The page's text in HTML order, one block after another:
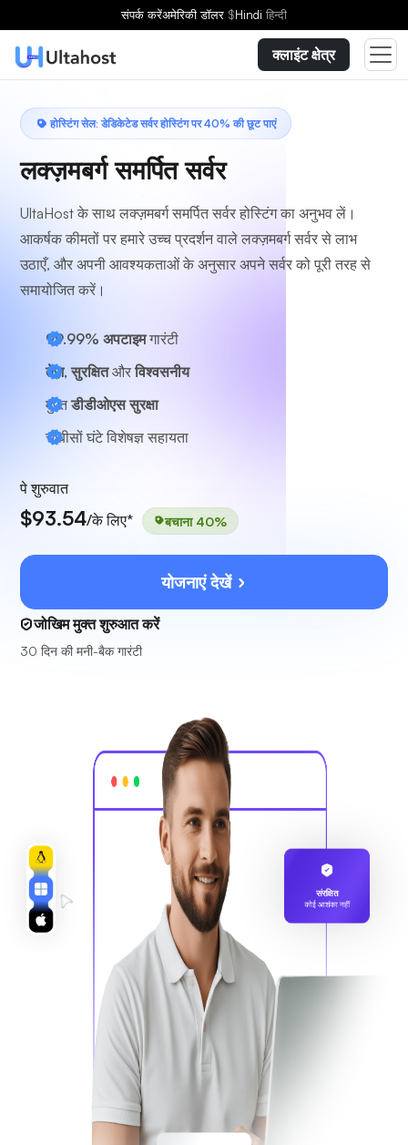
संपर्क करेंअमेरिकी डॉलर $Hindi हिन्दी
क्लाइंट क्षेत्र
होस्टिंग सेल: डेडिकेटेड सर्वर होस्टिंग पर 40% की छूट पाएं
लक्ज़मबर्ग समर्पित सर्वर
UltaHost के साथ लक्ज़मबर्ग समर्पित सर्वर होस्टिंग का अनुभव लें।
आकर्षक कीमतों पर हमारे उच्च प्रदर्शन वाले लक्ज़मबर्ग सर्वर से लाभ
उठाएँ, और अपनी आवश्यकताओं के अनुसार अपने सर्वर को पूरी तरह से
समायोजित करें।
99.99% अपटाइमगारंटी
तेज़, सुरक्षितऔरविश्वसनीय
मुफ़्तडीडीओएस सुरक्षा
चौबीसों घंटेविशेषज्ञ सहायता
पे शुरुवात
$93.54/के लिए* बचाना 40%
योजनाएं देखें
जोखिम मुक्त शुरुआत करें
30 दिन की मनी-बैक गारंटी
संरक्षित
कोई आशंका नहीं